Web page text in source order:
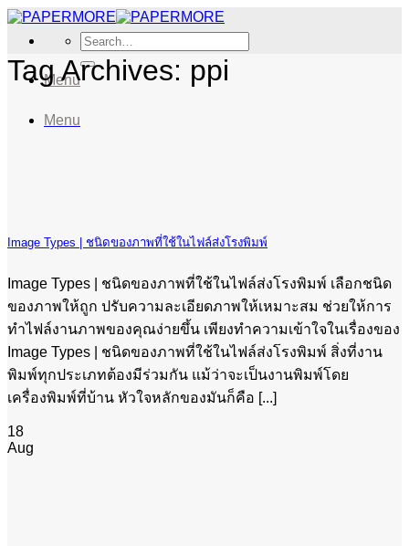
Skip
content
Search
for:
Menu
Menu
Tag Archives: ppi
Image Types | ชนิดของภาพที่ใช้ในไฟล์ส่งโรงพิมพ์
Image Types | ชนิดของภาพที่ใช้ในไฟล์ส่งโรงพิมพ์ เลือกชนิด
ของภาพให้ถูก ปรับความละเอียดภาพให้เหมาะสม ช่วยให้การ
ทำไฟล์งานภาพของคุณง่ายขึ้น เพียงทำความเข้าใจในเรื่องของ
Image Types | ชนิดของภาพที่ใช้ในไฟล์ส่งโรงพิมพ์ สิ่งที่งาน
พิมพ์ทุกประเภทต้องมีร่วมกัน แม้ว่าจะเป็นงานพิมพ์โดย
เครื่องพิมพ์ที่บ้าน หัวใจหลักของมันก็คือ [...]
18
Aug